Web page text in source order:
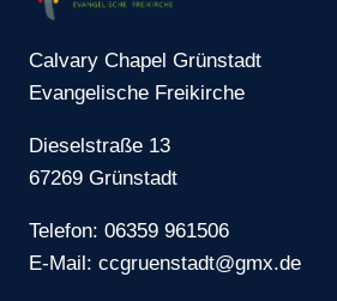
Calvary Chapel Grünstadt
Evangelische Freikirche
Dieselstraße 13
67269 Grünstadt
Telefon: 06359 961506
E-Mail: ccgruenstadt@gmx.de